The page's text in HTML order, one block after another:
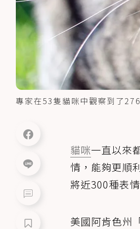
專家在53隻貓咪中觀察到了
貓咪一直以來
情，能夠更順
將近300種表
美國阿肯色州